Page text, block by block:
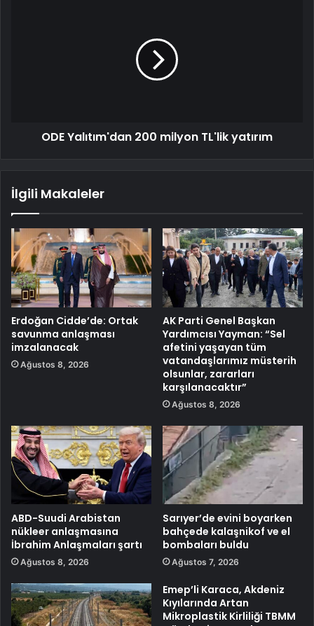
ODE Yalıtım'dan 200 milyon TL'lik yatırım
İlgili Makaleler
Erdoğan Cidde’de: Ortak
savunma anlaşması
imzalanacak
Ağustos 8, 2026
AK Parti Genel Başkan
Yardımcısı Yayman: “Sel
afetini yaşayan tüm
vatandaşlarımız müsterih
olsunlar, zararları
karşılanacaktır”
Ağustos 8, 2026
ABD-Suudi Arabistan
nükleer anlaşmasına
İbrahim Anlaşmaları şartı
Ağustos 8, 2026
Sarıyer’de evini boyarken
bahçede kalaşnikof ve el
bombaları buldu
Ağustos 7, 2026
Emep’li Karaca, Akdeniz
Kıyılarında Artan
Mikroplastik Kirliliği TBMM